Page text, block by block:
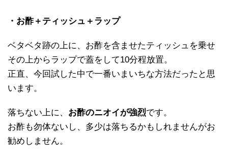
・お酢＋ティッシュ＋ラップ
ベタベタ跡の上に、お酢を含ませたティッシュを乗せ
その上からラップで蓋をして10分程放置。
正直、今回試した中で一番いまいちな方法だったと思
います。
落ちない上に、 お酢のニオイが強烈です。
お酢も勿体ないし、多少は落ちるかもしれませんがお
勧めしません。